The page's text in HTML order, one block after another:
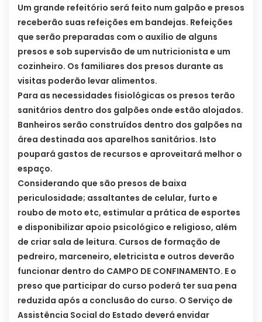
Um grande refeitório será feito num galpão e presos
receberão suas refeições em bandejas. Refeições
que serão preparadas com o auxílio de alguns
presos e sob supervisão de um nutricionista e um
cozinheiro. Os familiares dos presos durante as
visitas poderão levar alimentos.
Para as necessidades fisiológicas os presos terão
sanitários dentro dos galpões onde estão alojados.
Banheiros serão construídos dentro dos galpões na
área destinada aos aparelhos sanitários. Isto
poupará gastos de recursos e aproveitará melhor o
espaço.
Considerando que são presos de baixa
periculosidade; assaltantes de celular, furto e
roubo de moto etc, estimular a prática de esportes
e disponibilizar apoio psicológico e religioso, além
de criar sala de leitura. Cursos de formação de
pedreiro, marceneiro, eletricista e outros deverão
funcionar dentro do CAMPO DE CONFINAMENTO. E o
preso que participar do curso poderá ter sua pena
reduzida após a conclusão do curso. O Serviço de
Assistência Social do Estado deverá envidar